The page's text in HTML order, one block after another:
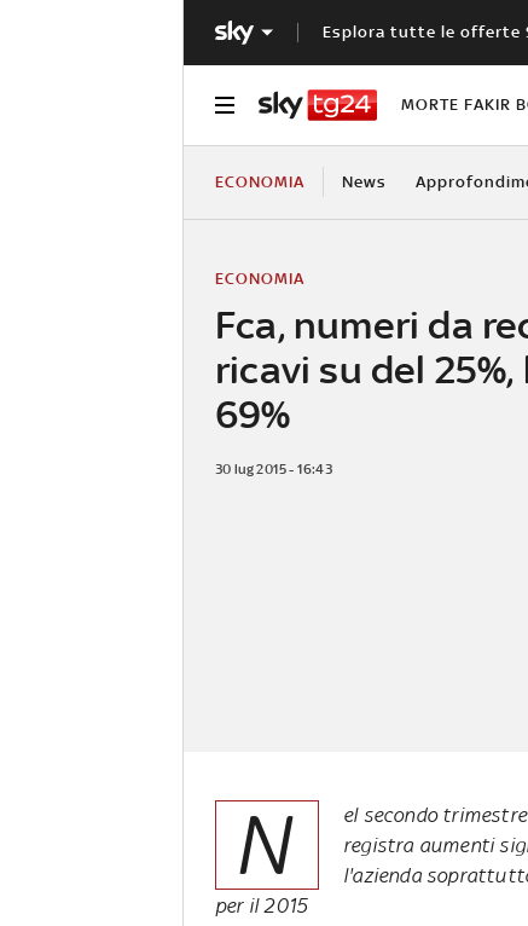
Esplora tutte le offerte
MORTE FAKIR
ECONOMIA News
Fca, numeri da
ricavi su del
69%
ECONOMIA
30 lug 2015 - 16:43
N
el secondo
registra aumenti
l'azienda
per il 2015